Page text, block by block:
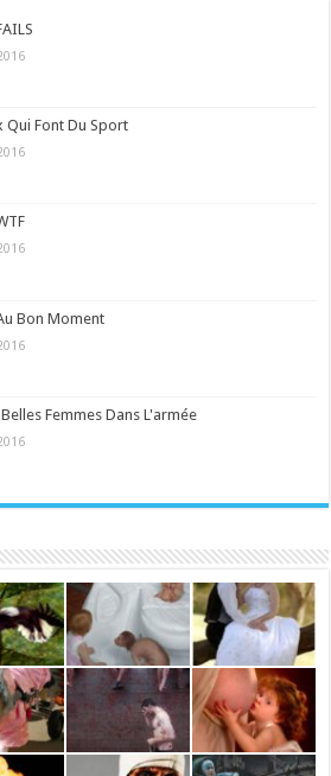
Qui Font Du Sport
Bon Moment
Belles Femmes Dans L'armée